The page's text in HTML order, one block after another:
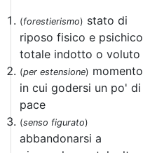
(forestierismo) stato di
riposo fisico e psichico
totale indotto o voluto
(per estensione) momento
in cui godersi un po' di
pace
(senso figurato)
abbandonarsi a